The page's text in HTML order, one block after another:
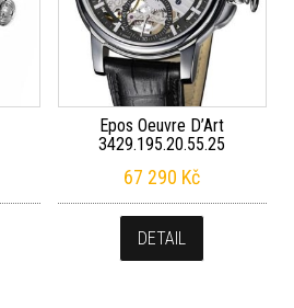
Epos Oeuvre D’Art
3429.195.20.55.25
67 290 Kč
DETAIL